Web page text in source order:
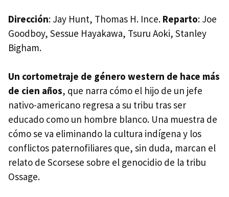
Dirección: Jay Hunt, Thomas H. Ince. Reparto: Joe
Goodboy, Sessue Hayakawa, Tsuru Aoki, Stanley
Bigham.
Un cortometraje de género western de hace más
de cien años, que narra cómo el hijo de un jefe
nativo-americano regresa a su tribu tras ser
educado como un hombre blanco. Una muestra de
cómo se va eliminando la cultura indígena y los
conflictos paternofiliares que, sin duda, marcan el
relato de Scorsese sobre el genocidio de la tribu
Ossage.